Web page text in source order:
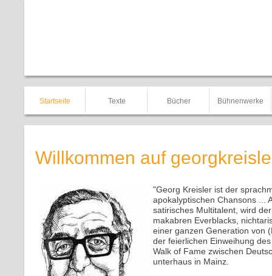
Startseite Texte Bücher Bühnenwerke
Willkommen auf
"Georg Kreisler ist der
apokalyptischen Chansons ...
satirisches Multitalent, wird
makabren Everblacks,
einer ganzen Generation von
der feierlichen Einweihung
Walk of Fame zwischen
unterhaus in Mainz.